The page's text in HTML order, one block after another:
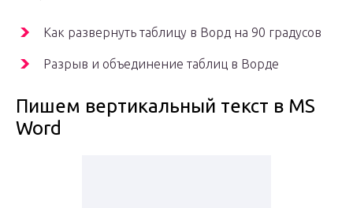
Как развернуть таблицу в Ворд на 90 градусов
Разрыв и объединение таблиц в Ворде
Пишем вертикальный текст в MS
Word